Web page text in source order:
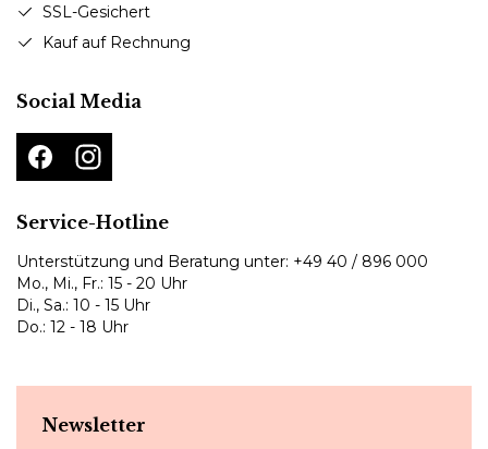
SSL-Gesichert
Kauf auf Rechnung
Social Media
Service-Hotline
Unterstützung und Beratung unter: +49 40 / 896 000
Mo., Mi., Fr.: 15 - 20 Uhr
Di., Sa.: 10 - 15 Uhr
Do.: 12 - 18 Uhr
Newsletter